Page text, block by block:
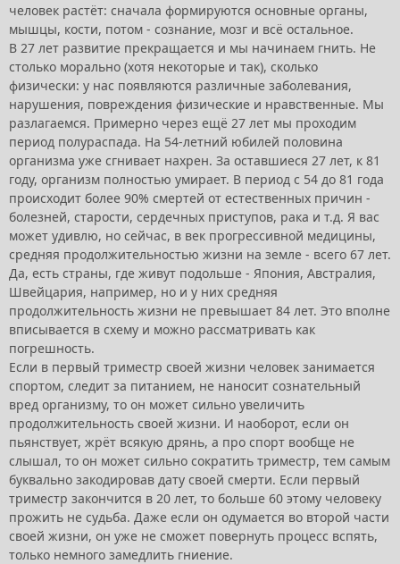
человек растёт: сначала формируются основные органы,
мышцы, кости, потом - сознание, мозг и всё остальное.
В 27 лет развитие прекращается и мы начинаем гнить. Не
столько морально (хотя некоторые и так), сколько
физически: у нас появляются различные заболевания,
нарушения, повреждения физические и нравственные. Мы
разлагаемся. Примерно через ещё 27 лет мы проходим
период полураспада. На 54-летний юбилей половина
организма уже сгнивает нахрен. За оставшиеся 27 лет, к 81
году, организм полностью умирает. В период с 54 до 81 года
происходит более 90% смертей от естественных причин -
болезней, старости, сердечных приступов, рака и т.д. Я вас
может удивлю, но сейчас, в век прогрессивной медицины,
средняя продолжительностью жизни на земле - всего 67 лет.
Да, есть страны, где живут подольше - Япония, Австралия,
Швейцария, например, но и у них средняя
продолжительность жизни не превышает 84 лет. Это вполне
вписывается в схему и можно рассматривать как
погрешность.
Если в первый триместр своей жизни человек занимается
спортом, следит за питанием, не наносит сознательный
вред организму, то он может сильно увеличить
продолжительность своей жизни. И наоборот, если он
пьянствует, жрёт всякую дрянь, а про спорт вообще не
слышал, то он может сильно сократить триместр, тем самым
буквально закодировав дату своей смерти. Если первый
триместр закончится в 20 лет, то больше 60 этому человеку
прожить не судьба. Даже если он одумается во второй части
своей жизни, он уже не сможет повернуть процесс вспять,
только немного замедлить гниение.